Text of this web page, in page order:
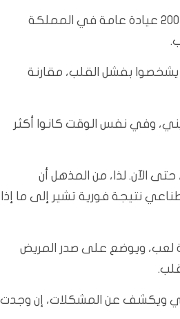
وذكرت صحيفة الغارديان البريطانية أن الباحثين أجروا دراسة شملت 12 ألف مريض من 200 عيادة عامة في المملكة
يشخصوا بفشل القلب، مقارنة
وفي نفس الوقت كانوا أكثر
من كلية إمبريال لندن: تصميم السماعة لم يتغير منذ 200 عام، حتى الآن. لذا، من المذهل أن
ثم يقدم الذكاء الاصطناعي نتيجة فورية تشير إلى ما إذا
لعب، ويوضع على صدر المريض
ويكشف عن المشكلات، إن